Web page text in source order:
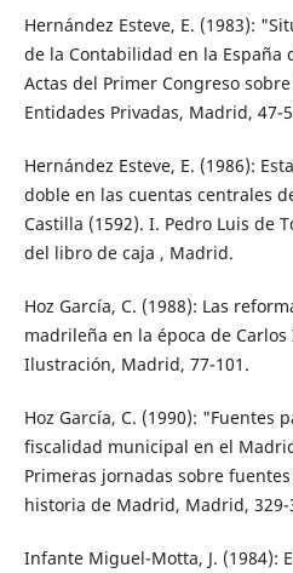
Hernández Esteve, E. (1983):
de la Contabilidad en la España
Actas del Primer Congreso
Entidades Privadas, Madrid, 47-
Hernández Esteve, E. (1986):
doble en las cuentas centrales
Castilla (1592). I. Pedro Luis de
del libro de caja , Madrid.
Hoz García, C. (1988): Las
madrileña en la época de
Ilustración, Madrid, 77-101.
Hoz García, C. (1990): "Fuentes
fiscalidad municipal en el
Primeras jornadas sobre
historia de Madrid, Madrid, 329-
Infante Miguel-Motta, J. (1984):